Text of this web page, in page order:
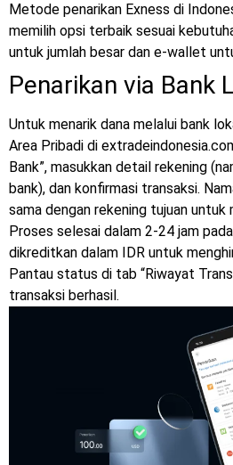
Metode penarikan Exness di
memilih opsi terbaik sesuai
untuk jumlah besar dan e-wallet
Penarikan via Bank
Untuk menarik dana melalui bank
Area Pribadi di
Bank”, masukkan detail rekening
bank), dan konfirmasi transaksi.
sama dengan rekening tujuan untuk
Proses selesai dalam 2-24 jam
dikreditkan dalam IDR untuk
Pantau status di tab “Riwayat
transaksi berhasil.